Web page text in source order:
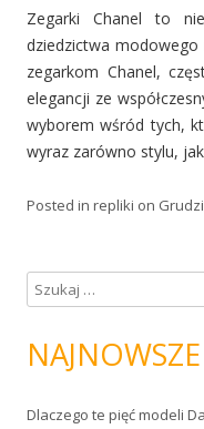
Zegarki Chanel to
dziedzictwa modowego
zegarkom Chanel,
elegancji ze
wyborem wśród tych,
wyraz zarówno stylu,
Posted in repliki on
z
k
jDlaczego te pięć modeli